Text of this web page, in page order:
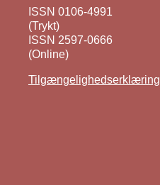
ISSN 0106-4991
(Trykt)
ISSN 2597-0666
(Online)
Tilgængelighedserklæring